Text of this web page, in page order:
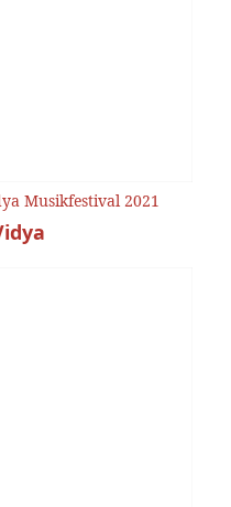
Musikfestival 2021